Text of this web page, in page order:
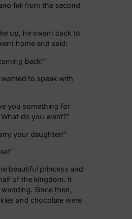
fell from the second
up, he swam back to
home and said:
back!”
to speak with
you something for
do you want?”
your daughter!”
beautiful princess and
of the kingdom. It
Since then,
and chocolate were